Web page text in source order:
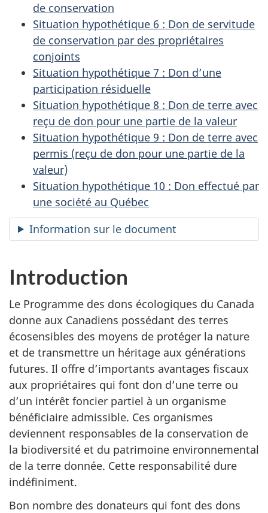
de conservation
Situation hypothétique 6 : Don de servitude
de conservation par des propriétaires
conjoints
Situation hypothétique 7 : Don d’une
participation résiduelle
Situation hypothétique 8 : Don de terre avec
reçu de don pour une partie de la valeur
Situation hypothétique 9 : Don de terre avec
permis (reçu de don pour une partie de la
valeur)
Situation hypothétique 10 : Don effectué par
une société au Québec
Information sur le document
Introduction
Le Programme des dons écologiques du Canada
donne aux Canadiens possédant des terres
écosensibles des moyens de protéger la nature
et de transmettre un héritage aux générations
futures. Il offre d’importants avantages fiscaux
aux propriétaires qui font don d’une terre ou
d’un intérêt foncier partiel à un organisme
bénéficiaire admissible. Ces organismes
deviennent responsables de la conservation de
la biodiversité et du patrimoine environnemental
de la terre donnée. Cette responsabilité dure
indéfiniment.
Bon nombre des donateurs qui font des dons